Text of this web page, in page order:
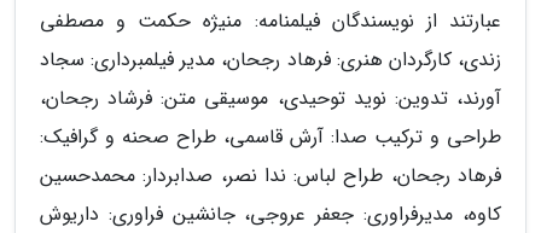
عبارتند از نویسندگان فیلمنامه: منیژه حکمت و مصطفی
زندی، کارگردان هنری: فرهاد رجحان، مدیر فیلمبرداری: سجاد
آورند، تدوین: نوید توحیدی، موسیقی متن: فرشاد رجحان،
طراحی و ترکیب صدا: آرش قاسمی، طراح صحنه و گرافیک:
فرهاد رجحان، طراح لباس: ندا نصر، صدابردار: محمدحسین
کاوه، مدیرفراوری: جعفر عروجی، جانشین فراوری: داریوش